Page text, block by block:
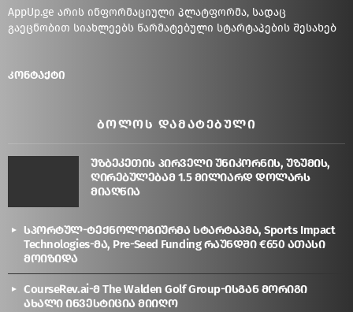
AppUp.ge არის ინფორმაციული პლატფორმა, სადაც
გაეცნობით სიახლეებს წარმატებული სტარტაპების შესახებ
კონტაქტი
ᲑᲝᲚᲝᲡ ᲓᲐᲛᲐᲢᲔᲑᲣᲚᲘ
უზბეკეთის პირველი უნიკორნის, უზუმის,
ღირებულებამ 1.5 მილიარდ დოლარს
მიაღწია
სპორტულ-ტექნოლოგიურმა სტარტაპმა, Sports Impact
Technologies-მა, Pre-Seed Funding რაუნდში €650 ათასი
მოიზიდა
CourseRev.ai-მ The Walden Golf Group-ისგან მორიგი
ახალი ინვესტიცია მიიღო